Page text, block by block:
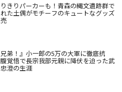
きりパーカーも！青森の縄文遺跡群で
た土偶がモチーフのキュートなグッズ
兄弟！』小一郎の5万の大軍に徹底抗
覚悟で長宗我部元親に降伏を迫った武
澄の生涯